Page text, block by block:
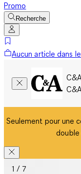
Promo
Recherche
Aucun article dans
Seulement pour une
1 / 7